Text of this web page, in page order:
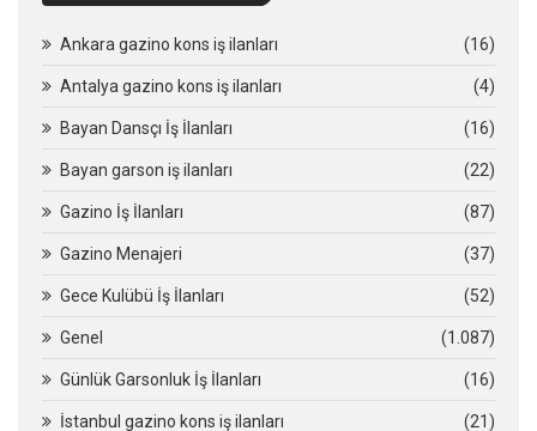
Ankara gazino kons iş ilanları (16)
Antalya gazino kons iş ilanları (4)
Bayan Dansçı İş İlanları (16)
Bayan garson iş ilanları (22)
Gazino İş İlanları (87)
Gazino Menajeri (37)
Gece Kulübü İş İlanları (52)
Genel (1.087)
Günlük Garsonluk İş İlanları (16)
İstanbul gazino kons iş ilanları (21)